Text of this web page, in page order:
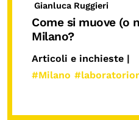
Gianluca Ruggieri
Come si muove (o
Milano?
Articoli e inchieste |
#Milano